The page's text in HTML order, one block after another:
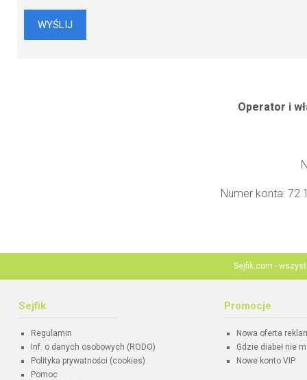
Operator i
Numer konta: 72
Sejfik.com -
Sejfik
Regulamin
Inf. o danych osobowych (RODO)
Polityka prywatności (cookies)
Pomoc
Promocje
Nowa oferta
Gdzie diabeł nie
Nowe konto VIP